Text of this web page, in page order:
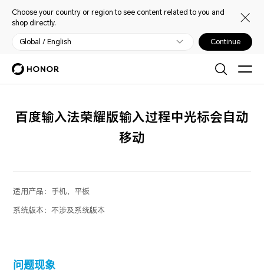
Choose your country or region to see content related to you and
shop directly.
Global / English Continue
百度输入法荣耀版输入过程中光标会自动
移动
适用产品： 手机，平板
系统版本：不涉及系统版本
问题现象